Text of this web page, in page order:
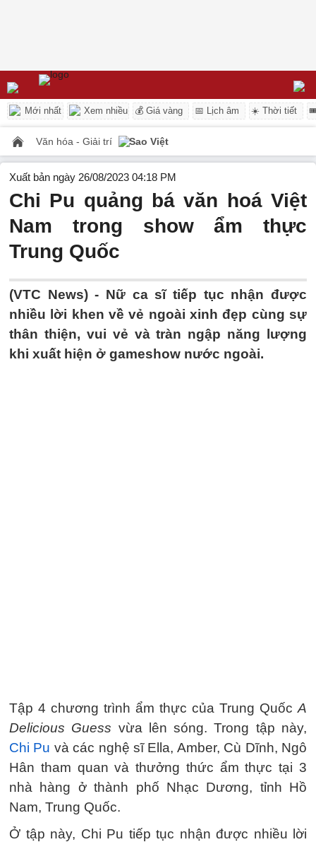
Mới nhất Xem nhiều 💰 Giá vàng 📅 Lịch âm ☀️ Thời tiết
Văn hóa - Giải trí Sao Việt
Xuất bản ngày 26/08/2023 04:18 PM
Chi Pu quảng bá văn hoá Việt
Nam trong show ẩm thực
Trung Quốc
(VTC News) - Nữ ca sĩ tiếp tục nhận được
nhiều lời khen về vẻ ngoài xinh đẹp cùng sự
thân thiện, vui vẻ và tràn ngập năng lượng
khi xuất hiện ở gameshow nước ngoài.
Tập 4 chương trình ẩm thực của Trung Quốc A
Delicious Guess vừa lên sóng. Trong tập này,
Chi Pu và các nghệ sĩ Ella, Amber, Cù Dĩnh, Ngô
Hân tham quan và thưởng thức ẩm thực tại 3
nhà hàng ở thành phố Nhạc Dương, tỉnh Hồ
Nam, Trung Quốc.
Ở tập này, Chi Pu tiếp tục nhận được nhiều lời